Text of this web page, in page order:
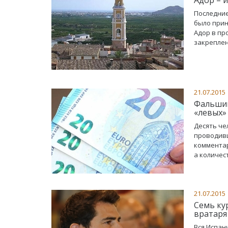
было
Адор в
21.07.2015
Десять
а
21.07.2015
Семь
вратаря